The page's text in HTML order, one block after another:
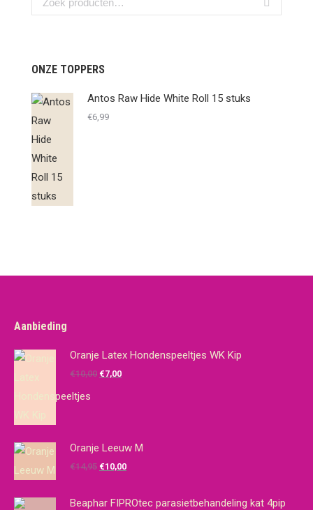
ONZE TOPPERS
Antos Raw Hide White Roll 15 stuks
€6,99
Aanbieding
Oranje Latex Hondenspeeltjes WK Kip
€10,00 Oorspronkelijke
€7,00Huidige
Oranje Leeuw M
€14,95 Oorspronkelijke
was:
€10,00Huidige
is:
Beaphar FIPROtec parasietbehandeling kat 4pip